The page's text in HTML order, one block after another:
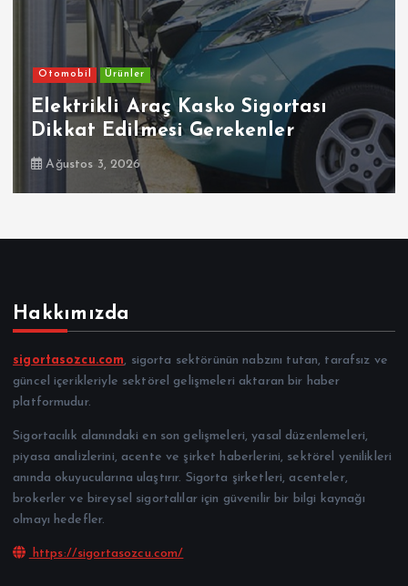
Otomobil Ürünler
Elektrikli Araç Kasko Sigortası
Dikkat Edilmesi Gerekenler
Ağustos 3, 2026
Hakkımızda
sigortasozcu.com, sigorta sektörünün nabzını tutan, tarafsız ve
güncel içerikleriyle sektörel gelişmeleri aktaran bir haber
platformudur.
Sigortacılık alanındaki en son gelişmeleri, yasal düzenlemeleri,
piyasa analizlerini, acente ve şirket haberlerini, sektörel yenilikleri
anında okuyucularına ulaştırır. Sigorta şirketleri, acenteler,
brokerler ve bireysel sigortalılar için güvenilir bir bilgi kaynağı
olmayı hedefler.
https://sigortasozcu.com/